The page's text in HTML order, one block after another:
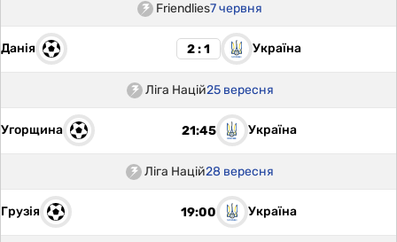
Friendlies7 червня
Данія 2 : 1 Україна
Ліга Націй25 вересня
Угорщина 21:45 Україна
Ліга Націй28 вересня
Грузія 19:00 Україна